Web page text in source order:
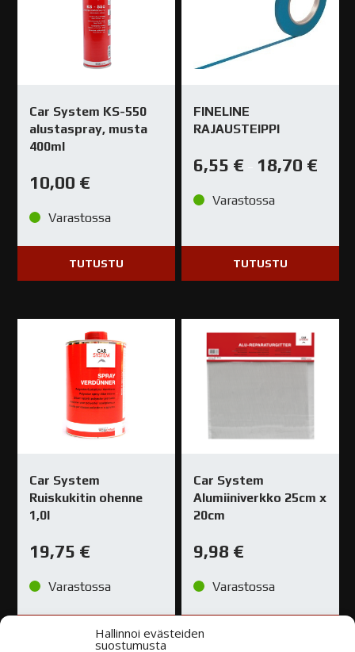
Hallinnoi evästeiden
suostumusta
Car System KS-550
alustaspray, musta
400ml
10,00 €
Varastossa
TUTUSTU
FINELINE
RAJAUSTEIPPI
6,55 € 18,70 €
Varastossa
TUTUSTU
Car System
Ruiskukitin ohenne
1,0l
19,75 €
Varastossa
TUTUSTU
Car System
Alumiiniverkko 25cm x
20cm
9,98 €
Varastossa